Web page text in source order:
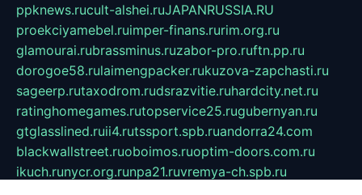
ppknews.rucult-alshei.ruJAPANRUSSIA.RU
proekciyamebel.ruimper-finans.rurim.org.ru
glamourai.rubrassminus.ruzabor-pro.ruftn.pp.ru
dorogoe58.rulaimengpacker.rukuzova-zapchasti.ru
sageerp.rutaxodrom.rudsrazvitie.ruhardcity.net.ru
ratinghomegames.rutopservice25.rugubernyan.ru
gtglasslined.ruii4.rutssport.spb.ruandorra24.com
blackwallstreet.ruoboimos.ruoptim-doors.com.ru
ikuch.runycr.org.runpa21.ruvremya-ch.spb.ru